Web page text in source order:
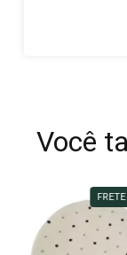
Você